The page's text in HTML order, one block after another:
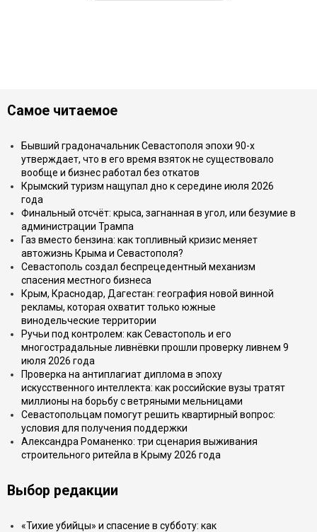
Самое читаемое
Бывший градоначальник Севастополя эпохи 90-х
утверждает, что в его время взяток не существовало
вообще и бизнес работал без откатов
Крымский туризм нащупал дно к середине июля 2026
года
Финальный отсчёт: крыса, загнанная в угол, или безумие в
администрации Трампа
Газ вместо бензина: как топливный кризис меняет
автожизнь Крыма и Севастополя?
Севастополь создал беспрецедентный механизм
спасения местного бизнеса
Крым, Краснодар, Дагестан: география новой винной
рекламы, которая охватит только южные
винодельческие территории
Ручьи под контролем: как Севастополь и его
многострадальные ливнёвки прошли проверку ливнем 9
июля 2026 года
Проверка на антиплагиат диплома в эпоху
искусственного интеллекта: как российские вузы тратят
миллионы на борьбу с ветряными мельницами
Севастопольцам помогут решить квартирный вопрос:
условия для получения поддержки
Александра Романенко: три сценария выживания
строительного ритейла в Крыму 2026 года
Выбор редакции
«Тихие убийцы» и спасение в субботу: как